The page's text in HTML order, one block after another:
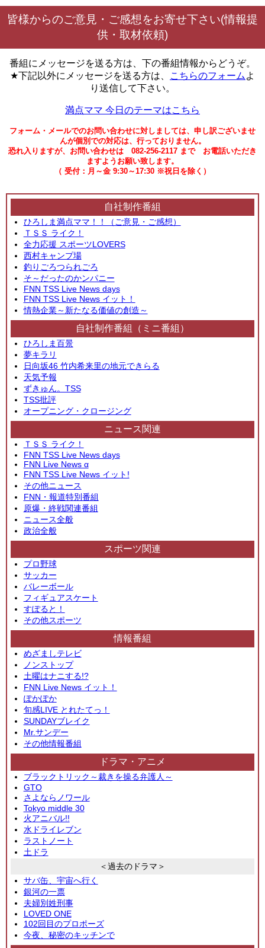
皆様からのご意見・ご感想をお寄せ下さい(情報提
供・取材依頼)
番組にメッセージを送る方は、下の番組情報からどうぞ。
★下記以外にメッセージを送る方は、
こちらのフォーム よ
り送信して下さい。
満点ママ 今日のテーマはこちら
フォーム・メールでのお問い合わせに対しましては、申し訳ございませ
んが個別での対応は、行っておりません。
恐れ入りますが、お問い合わせは 082-256-2117 まで お電話いただき
ますようお願い致します。
（ 受付：月～金 9:30～17:30 ※祝日を除く）
自社制作番組
ひろしま満点ママ！！（ご意見・ご感想）
ＴＳＳ ライク！
全力応援 スポーツLOVERS
西村キャンプ場
釣りごろつられごろ
そ～だったのかンパニー
FNN TSS Live News days
FNN TSS Live News イット！
情熱企業～新たなる価値の創造～
自社制作番組（ミニ番組）
ひろしま百景
夢キラリ
日向坂46 竹内希来里の地元できらる
天気予報
ずきゅん。TSS
TSS批評
オープニング・クロージング
ニュース関連
ＴＳＳ ライク！
FNN TSS Live News days
FNN Live News α
FNN TSS Live News イット!
その他ニュース
FNN・報道特別番組
原爆・終戦関連番組
ニュース全般
政治全般
スポーツ関連
プロ野球
サッカー
バレーボール
フィギュアスケート
すぽると！
その他スポーツ
情報番組
めざましテレビ
ノンストップ
土曜はナニする!?
FNN Live News イット！
ぽかぽか
旬感LIVE とれたてっ！
SUNDAYブレイク
Mr.サンデー
その他情報番組
ドラマ・アニメ
ブラックトリック～裁きを操る弁護人～
GTO
さよならノワール
Tokyo middle 30
火アニバル!!
水ドライレブン
ラストノート
土ドラ
＜過去のドラマ＞
サバ缶、宇宙へ行く
銀河の一票
夫婦別姓刑事
LOVED ONE
102回目のプロポーズ
今夜、秘密のキッチンで